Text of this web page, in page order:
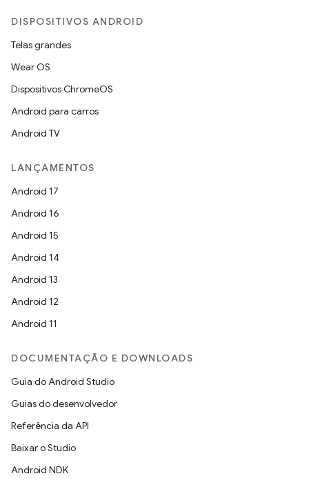
DISPOSITIVOS ANDROID
Telas grandes
Wear OS
Dispositivos ChromeOS
Android para carros
Android TV
LANÇAMENTOS
Android 17
Android 16
Android 15
Android 14
Android 13
Android 12
Android 11
DOCUMENTAÇÃO E DOWNLOADS
Guia do Android Studio
Guias do desenvolvedor
Referência da API
Baixar o Studio
Android NDK